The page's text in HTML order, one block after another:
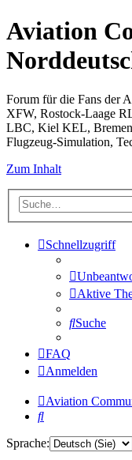
Aviation
Forum für die Fans der
XFW, Rostock-Laage
LBC, Kiel KEL,
Flugzeug-Simulation,
Zum Inhalt
Schnellzugriff
Aktive
Suche
FAQ
Anmelden
Aviation
Suche
Sprache: